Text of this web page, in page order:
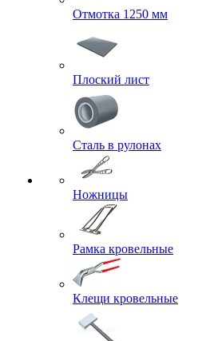
Отмотка 1250 мм
Плоский лист
Сталь в рулонах
Ножницы
Рамка кровельные
Клещи кровельные